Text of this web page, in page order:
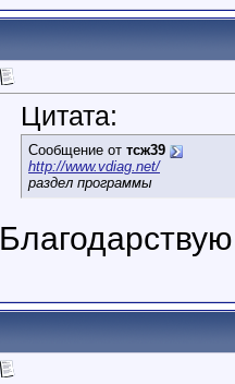
Цитата:
Сообщение от тсж39
http://www.vdiag.net/
раздел программы